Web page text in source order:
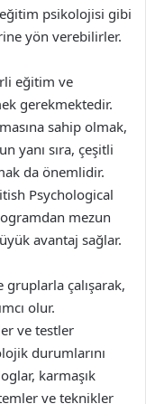
psikolojisi gibi
yön verebilirler.
eğitim ve
gerekmektedir.
sahip olmak,
yanı sıra, çeşitli
da önemlidir.
Psychological
mezun
avantaj sağlar.
çalışarak,
olur.
ve testler
durumlarını
karmaşık
ve teknikler